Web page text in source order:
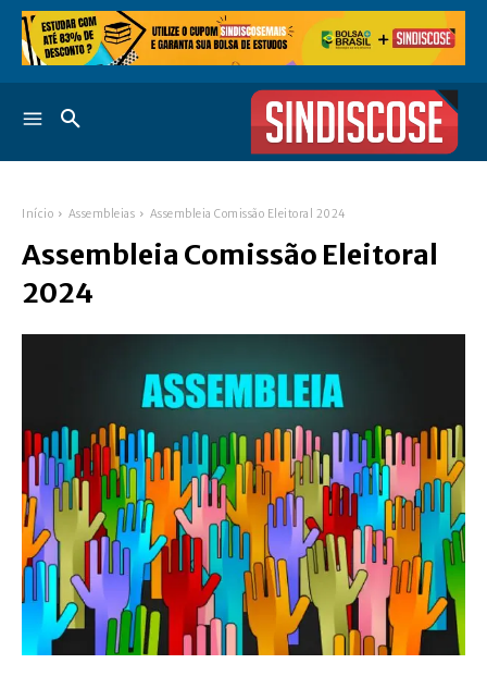
Início Assembleias Assembleia Comissão Eleitoral 2024
Assembleia Comissão Eleitoral
2024